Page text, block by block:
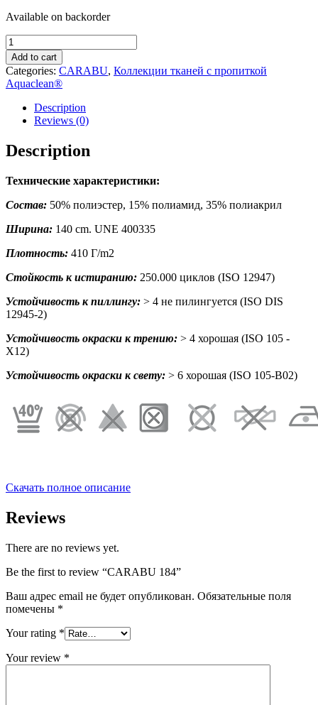
Available on backorder
CARABU
184
quantity
Add to cart
Categories: CARABU, Коллекции тканей с пропиткой
Aquaclean®
Description
Reviews (0)
Description
Технические характеристики:
Состав: 50% полиэстер, 15% полиамид, 35% полиакрил
Ширина: 140 cm. UNE 400335
Плотность: 410 Г/m2
Стойкость к истиранию: 250.000 циклов (ISO 12947)
Устойчивость к пиллингу: > 4 не пилингуется (ISO DIS
12945-2)
Устойчивость окраски к трению: > 4 хорошая (ISO 105 -
X12)
Устойчивость окраски к свету: > 6 хорошая (ISO 105-B02)
Скачать полное описание
Reviews
There are no reviews yet.
Be the first to review “CARABU 184”
Ваш адрес email не будет опубликован. Обязательные поля
помечены *
Your rating *
Your review *